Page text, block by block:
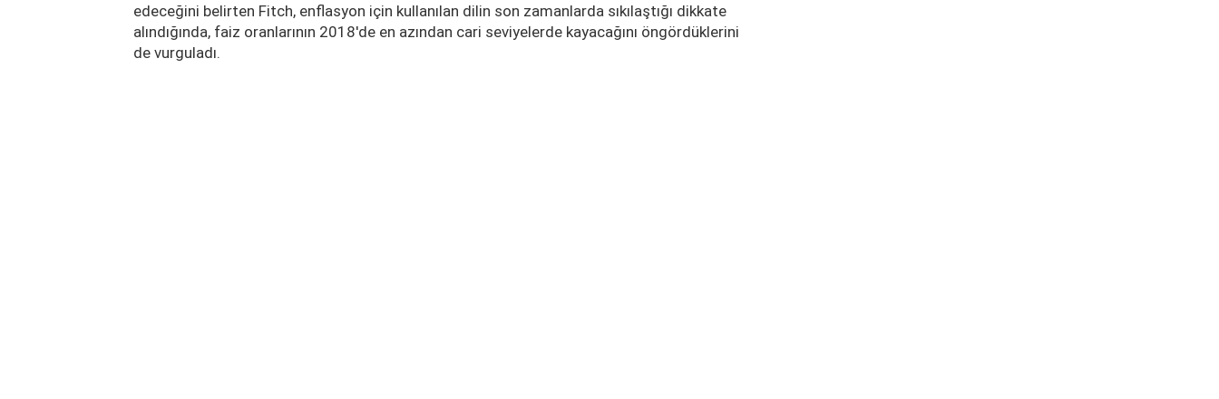
edeceğini belirten Fitch, enflasyon için kullanılan dilin son zamanlarda sıkılaştığı dikkate
alındığında, faiz oranlarının 2018'de en azından cari seviyelerde kayacağını öngördüklerini
de vurguladı.